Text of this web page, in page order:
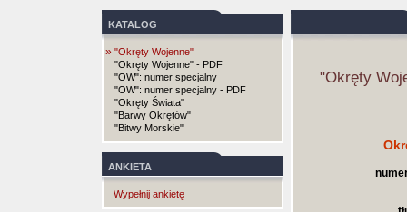
KATALOG
» "Okręty Wojenne"
"Okręty Wojenne" - PDF
"OW": numer specjalny
"OW": numer specjalny - PDF
"Okręty Świata"
"Barwy Okrętów"
"Bitwy Morskie"
ANKIETA
Wypełnij ankietę
"Okręty